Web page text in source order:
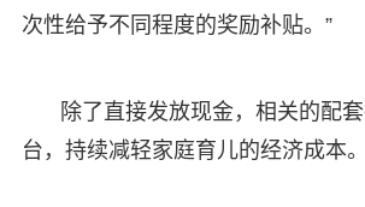
次性给予不同程度的奖励补贴。”
除了直接发放现金，相关的配
台，持续减轻家庭育儿的经济成本。